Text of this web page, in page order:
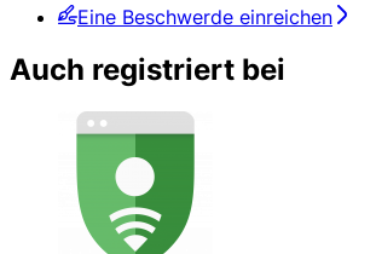
Eine Beschwerde einreichen
Auch registriert bei